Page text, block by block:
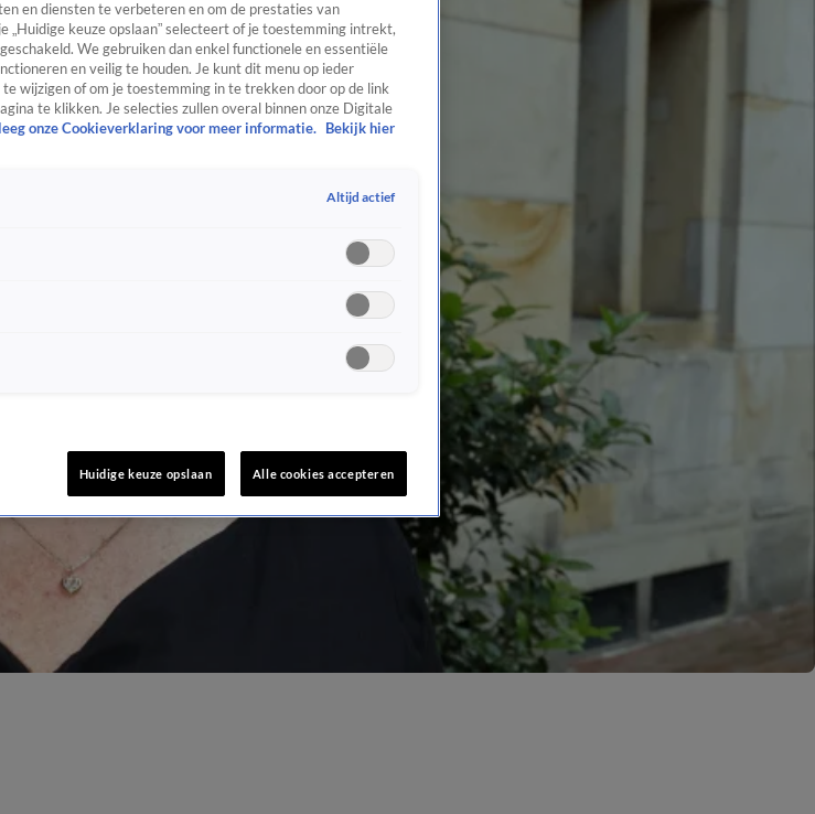
en diensten te verbeteren en om de prestaties van
„Huidige keuze opslaan” selecteert of je toestemming intrekt,
We gebruiken dan enkel functionele en essentiële
en veilig te houden. Je kunt dit menu op ieder
wijzigen of om je toestemming in te trekken door op de link
te klikken. Je selecties zullen overal binnen onze Digitale
onze Cookieverklaring voor meer informatie.
Bekijk hier
Altijd actief
Huidige keuze opslaan Alle cookies accepteren